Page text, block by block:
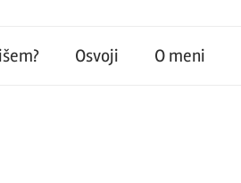
Osvoji O meni